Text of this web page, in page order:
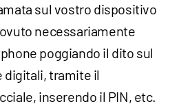
sul vostro dispositivo
necessariamente
poggiando il dito sul
tramite il
inserendo il PIN, etc.